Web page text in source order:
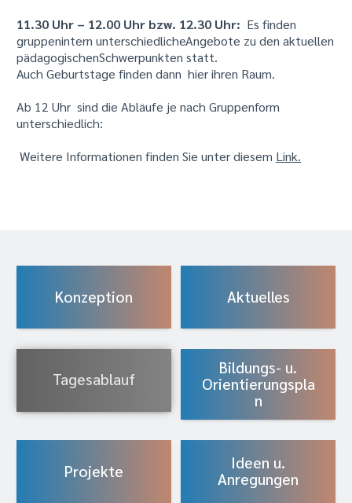
11.30 Uhr – 12.00 Uhr bzw. 12.30 Uhr: Es finden
gruppenintern unterschiedlicheAngebote zu den aktuellen
pädagogischenSchwerpunkten statt.
Auch Geburtstage finden dann hier ihren Raum.
Ab 12 Uhr sind die Abläufe je nach Gruppenform
unterschiedlich:
Weitere Informationen finden Sie unter diesem Link.
Konzeption Aktuelles
Tagesablauf
Bildungs- u.
Orientierungspla
n
Projekte
Ideen u.
Anregungen